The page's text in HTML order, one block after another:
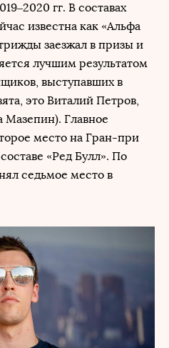
гг. В составах
известна как «Альфа
заезжал в призы и
лучшим результатом
выступавших в
это Виталий Петров,
Главное
место на Гран-при
«Ред Булл». По
седьмое место в